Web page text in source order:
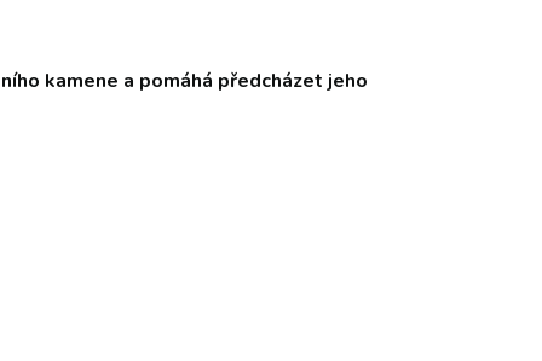
kamene a pomáhá předcházet jeho